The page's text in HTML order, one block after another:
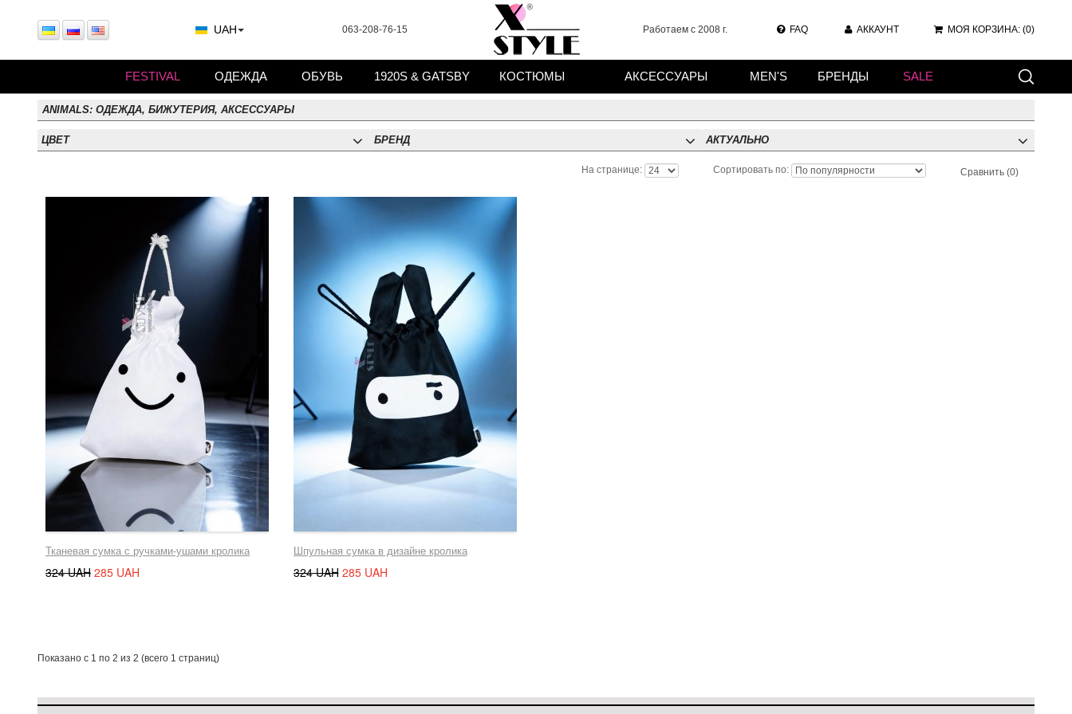
UAH 063-208-76-15 Работаем с 2008 г. FAQ АККАУНТ МОЯ КОРЗИНА: (0)
ANIMALS: ОДЕЖДА, БИЖУТЕРИЯ, АКСЕССУАРЫ
ЦВЕТ БРЕНД АКТУАЛЬНО
На странице: Сортировать по: Сравнить (0)
Тканевая сумка с ручками-ушами кролика
324 UAH 285 UAH
Шпульная сумка в дизайне кролика
324 UAH 285 UAH
Показано с 1 по 2 из 2 (всего 1 страниц)
FESTIVAL ОДЕЖДА ОБУВЬ 1920S & GATSBY КОСТЮМЫ АКСЕССУАРЫ MEN'S БРЕНДЫ SALE